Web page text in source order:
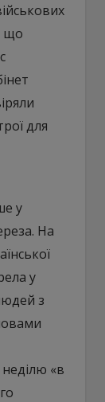
що
для
у
На
у
з
«в